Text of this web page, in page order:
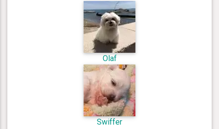
Olaf
Swiffer